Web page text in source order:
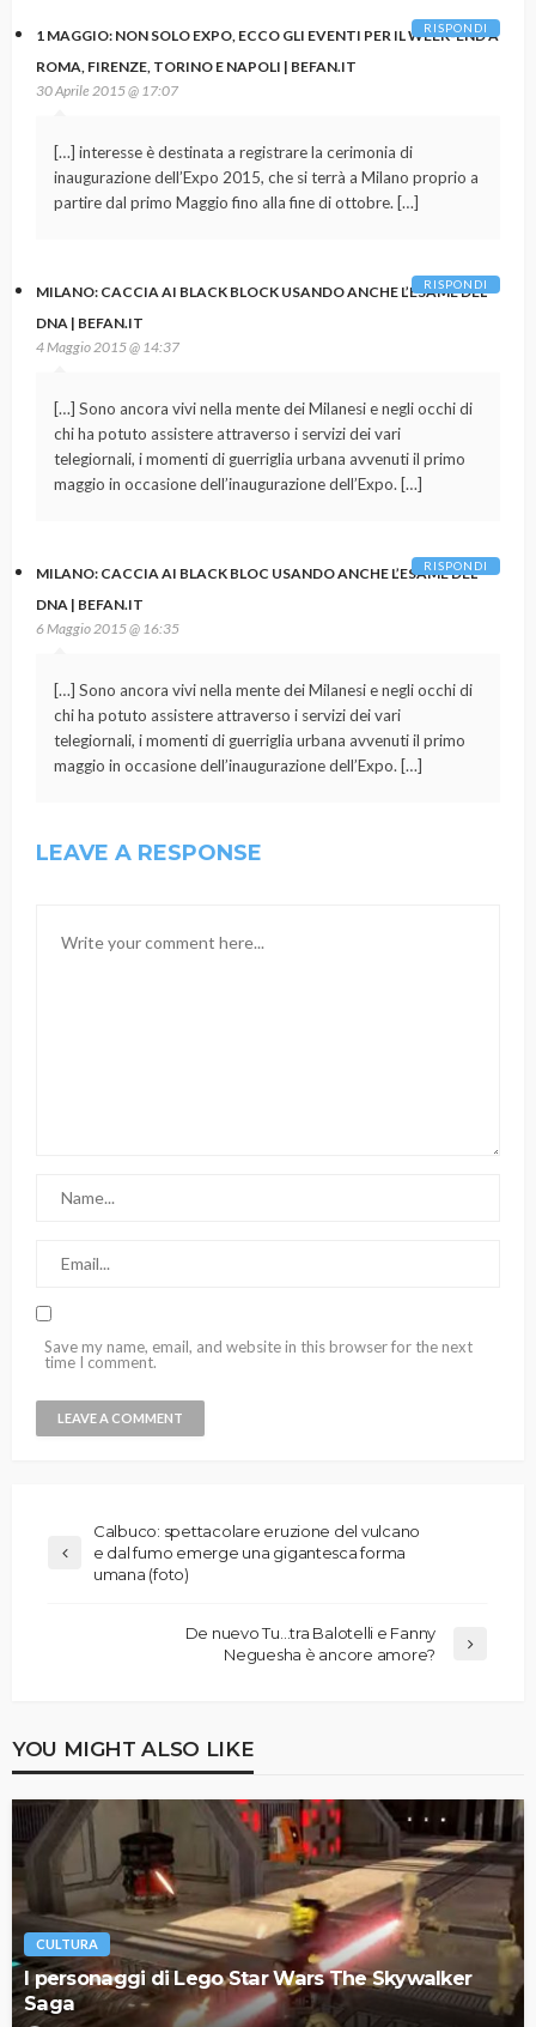
1 MAGGIO: NON SOLO EXPO, ECCO GLI EVENTI PER IL WEEK-END A
ROMA, FIRENZE, TORINO E NAPOLI | BEFAN.IT
30 Aprile 2015 @ 17:07
[…] interesse è destinata a registrare la cerimonia di
inaugurazione dell’Expo 2015, che si terrà a Milano proprio a
partire dal primo Maggio fino alla fine di ottobre. […]
RISPONDI
MILANO: CACCIA AI BLACK BLOCK USANDO ANCHE L’ESAME DEL
DNA | BEFAN.IT
4 Maggio 2015 @ 14:37
[…] Sono ancora vivi nella mente dei Milanesi e negli occhi di
chi ha potuto assistere attraverso i servizi dei vari
telegiornali, i momenti di guerriglia urbana avvenuti il primo
maggio in occasione dell’inaugurazione dell’Expo. […]
RISPONDI
MILANO: CACCIA AI BLACK BLOC USANDO ANCHE L’ESAME DEL
DNA | BEFAN.IT
6 Maggio 2015 @ 16:35
[…] Sono ancora vivi nella mente dei Milanesi e negli occhi di
chi ha potuto assistere attraverso i servizi dei vari
telegiornali, i momenti di guerriglia urbana avvenuti il primo
maggio in occasione dell’inaugurazione dell’Expo. […]
RISPONDI
LEAVE A RESPONSE
Save my name, email, and website in this browser for the next
time I comment.
Calbuco: spettacolare eruzione del vulcano
e dal fumo emerge una gigantesca forma
umana (foto)
De nuevo Tu…tra Balotelli e Fanny
Neguesha è ancore amore?
YOU MIGHT ALSO LIKE
CULTURA
I personaggi di Lego Star Wars The Skywalker
Saga